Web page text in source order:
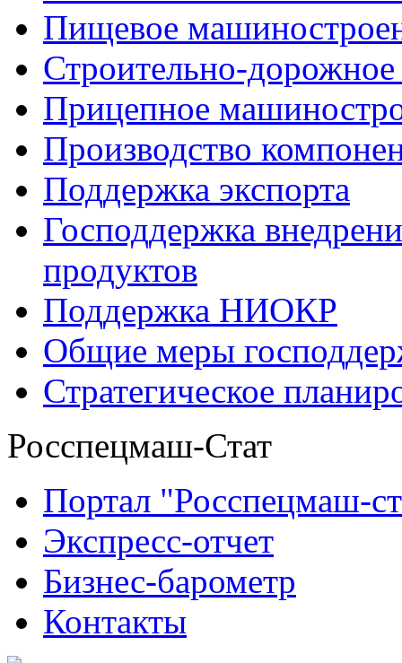
Пищевое
Строительно-
Прицепное
Производство
Поддержка экспорта
Господдержка
продуктов
Поддержка НИОКР
Общие меры
Стратегическое
Росспецмаш-Стат
Портал "Росспецмаш-
Экспресс-отчет
Бизнес-барометр
Контакты